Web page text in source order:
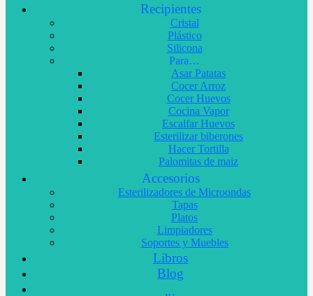
Recipientes
Cristal
Plástico
Silicona
Para…
Asar Patatas
Cocer Arroz
Cocer Huevos
Cocina Vapor
Escalfar Huevos
Esterilizar biberones
Hacer Tortilla
Palomitas de maiz
Accesorios
Esterilizadores de Microondas
Tapas
Platos
Limpiadores
Soportes y Muebles
Libros
Blog